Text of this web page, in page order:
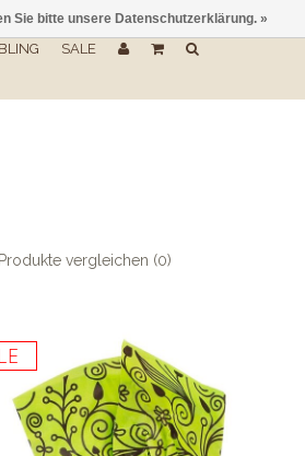
SALE
Produkte vergleichen (0)
Sie bitte unsere Datenschutzerklärung. »